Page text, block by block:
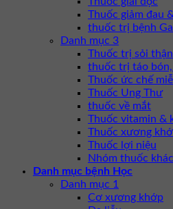
Thuốc giảm đau
thuốc trị bệnh
Danh mục 3
Thuốc trị sỏi thận
thuốc trị táo
Thuốc ức chế
Thuốc Ung Thư
thuốc về mắt
Thuốc vitamin &
Thuốc xương
Thuốc lợi niệu
Nhóm thuốc khác
Danh mục bệnh Học
Danh mục 1
Cơ xương khớp